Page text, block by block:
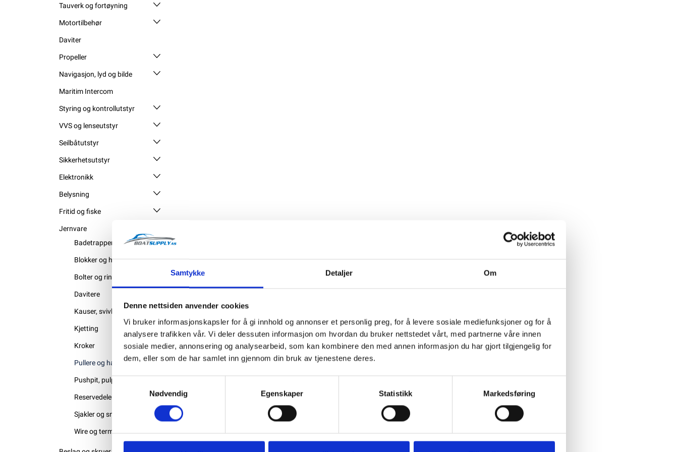
Samtykke Detaljer Om
Denne nettsiden anvender cookies
Vi bruker informasjonskapsler for å gi innhold og annonser et personlig preg, for å levere sosiale mediefunksjoner og for å
analysere trafikken vår. Vi deler dessuten informasjon om hvordan du bruker nettstedet vårt, med partnerne våre innen
sosiale medier, annonsering og analysearbeid, som kan kombinere den med annen informasjon du har gjort tilgjengelig for
dem, eller som de har samlet inn gjennom din bruk av tjenestene deres.
Samtykkevalg
Nødvendig
Egenskaper Statistikk Markedsføring
Tauverk og fortøyning
Motortilbehør
Daviter
Propeller
Navigasjon, lyd og bilde
Maritim Intercom
Styring og kontrollutstyr
VVS og lenseutstyr
Seilbåtutstyr
Sikkerhetsutstyr
Elektronikk
Belysning
Fritid og fiske
Jernvare
Badetrapper og baugspyd
Blokker og hemper
Bolter og ringer
Davitere
Kauser, svivler og strekkfisk
Kjetting
Kroker
Pullere og halegatter
Pushpit, pulpit og rekke
Reservedeler
Sjakler og snapsjakler
Wire og terminaler